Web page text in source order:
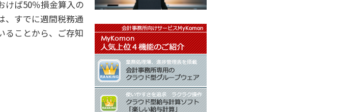
けば50％損金算入の
、すでに週間税務通
ることから、ご存知